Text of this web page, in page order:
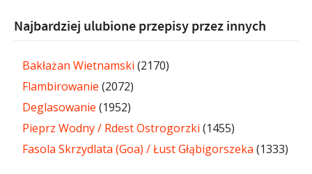
Najbardziej ulubione przepisy przez innych
Bakłażan Wietnamski (2170)
Flambirowanie (2072)
Deglasowanie (1952)
Pieprz Wodny / Rdest Ostrogorzki (1455)
Fasola Skrzydlata (Goa) / Łust Głąbigorszeka (1333)